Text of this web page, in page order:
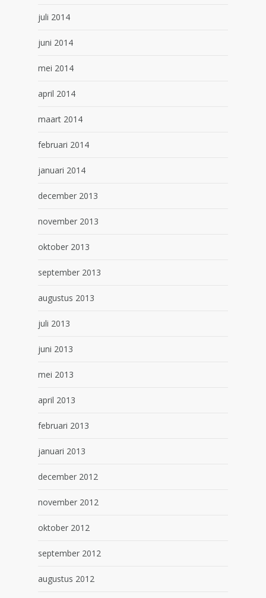
juli 2014
juni 2014
mei 2014
april 2014
maart 2014
februari 2014
januari 2014
december 2013
november 2013
oktober 2013
september 2013
augustus 2013
juli 2013
juni 2013
mei 2013
april 2013
februari 2013
januari 2013
december 2012
november 2012
oktober 2012
september 2012
augustus 2012